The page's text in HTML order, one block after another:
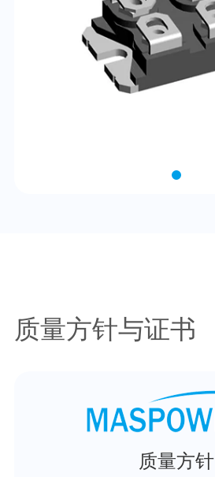
质量方针与证书
质量方针